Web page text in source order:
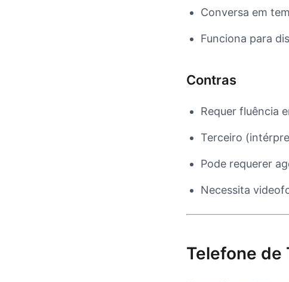
Conversa em
Funciona para
Contras
Requer fluência
Terceiro
Pode requerer
Necessita
Telefone de